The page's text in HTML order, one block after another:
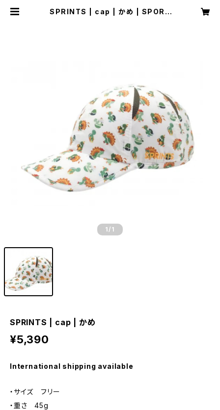
SPRINTS | cap | かめ | SPORT
1 /1
SPRINTS | cap | かめ
¥5,390
International shipping available
・サイズ フリー
・重さ 45g